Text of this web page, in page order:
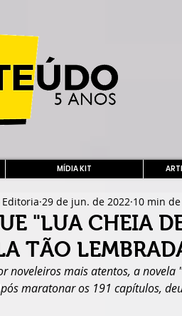
MÍDIA KIT
"LUA CHEIA
TÃO
Editoria 29 de jun. de 2022 10 min
noveleiros mais atentos, a
maratonar os 191 capítulos,